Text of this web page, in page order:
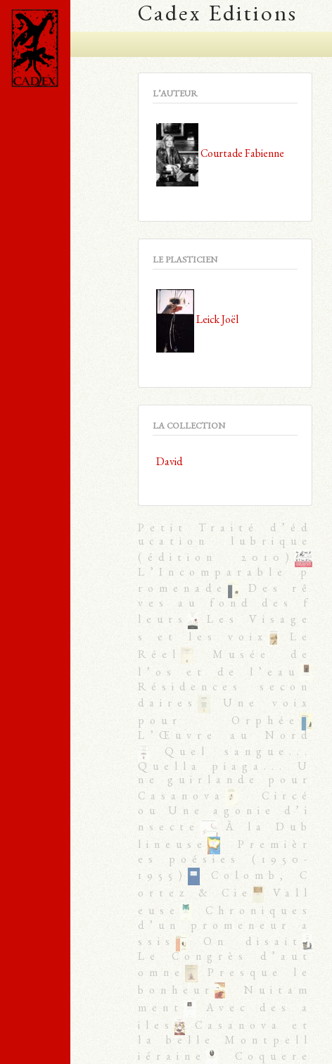
Cadex Editions
L’AUTEUR
Courtade Fabienne
LE PLASTICIEN
Leick Joël
LA COLLECTION
David
Petit Traité d’éd
ucation lubrique
(édition 2010)
L’Incomparable p
romenade
Des rê
ves au fond des f
leurs
Les Visage
s et les voix
Le
Réel
Musée de
l’os et de l’eau
Résidences secon
daires
Une voix
pour Orphée
L’Œuvre au Nord
Quel sangue...
Quella piaga... U
ne guirlande pour
Casanova
Circé
ou Une agonie d’i
nsecte
À la Dub
lineuse
Premièr
es poésies (1950-
1955)
Colomb, C
ortez & Cie
Vall
euse
Chroniques
d’un promeneur a
ssis
On disait
Le Congrès d’aut
omne
Presque le
bonheur
Nuitam
ment
Avec des a
iles
Casanova et
la belle Montpell
iéraine
Coquere